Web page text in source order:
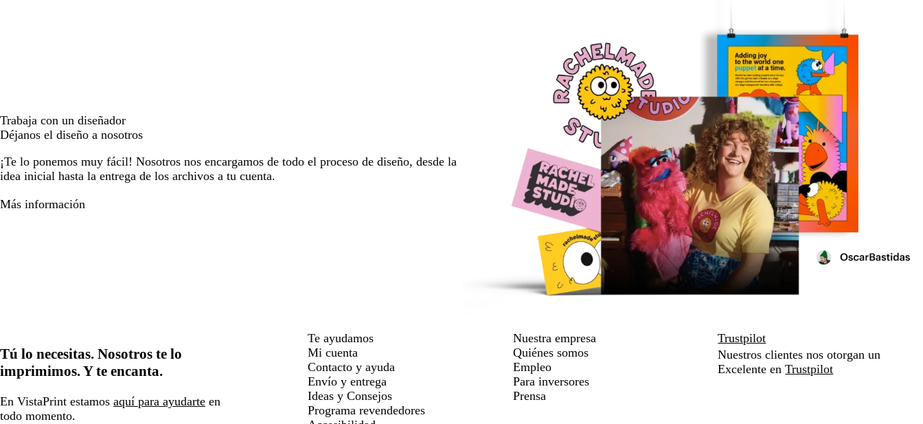
Trabaja con un diseñador
Déjanos el diseño a nosotros
¡Te lo ponemos muy fácil! Nosotros nos encargamos de todo el proceso de diseño, desde la
idea inicial hasta la entrega de los archivos a tu cuenta.
Más información
Tú lo necesitas. Nosotros te lo
imprimimos. Y te encanta.
En VistaPrint estamos aquí para ayudarte en
todo momento.
Te ayudamos
Mi cuenta
Contacto y ayuda
Envío y entrega
Ideas y Consejos
Programa revendedores
Nuestra empresa
Quiénes somos
Empleo
Para inversores
Prensa
Trustpilot
Nuestros clientes nos otorgan un
Excelente enTrustpilot